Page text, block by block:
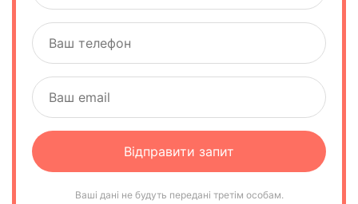
Ваші дані не будуть передані третім особам.